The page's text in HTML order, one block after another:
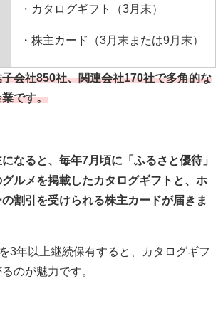
・カタログギフト（3 月末）
・株主カード（3 月末または9 月末）
会社850社、関連会社170社で多角的な
です。
なると、毎年7月頃に「ふるさと優待」
ルメを掲載したカタログギフトと、ホ
割引を受けられる株主カードが届きま
3年以上継続保有すると、カタログギフ
のが魅力です。